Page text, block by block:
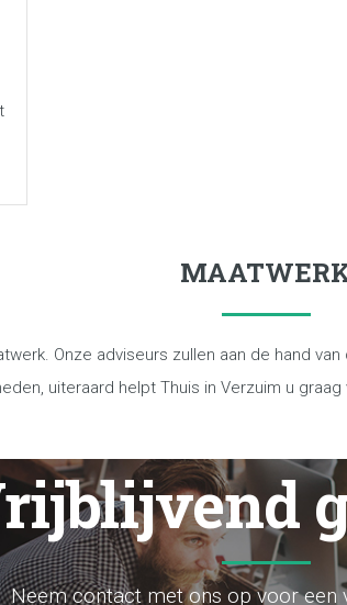
Onze adviseurs zullen aan de hand
uiteraard helpt Thuis in Verzuim u
Neem contact met ons op voor een